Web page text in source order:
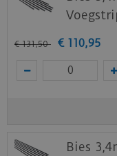
€ 131,50 € 110,95
Bies